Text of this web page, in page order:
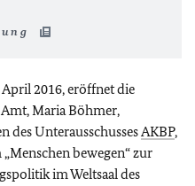
2016, eröffnet die
Maria Böhmer,
des UnterausschussesAKBP,
bewegen“ zur
im Weltsaal des